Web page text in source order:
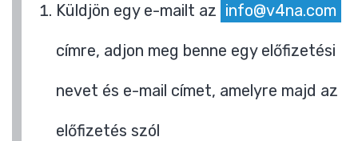
Küldjön egy e-mailt az info@v4na.com
címre, adjon meg benne egy előfizetési
nevet és e-mail címet, amelyre majd az
előfizetés szól